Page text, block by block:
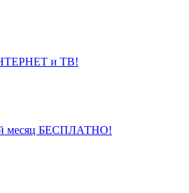
и ТВ!
месяц БЕСПЛАТНО!